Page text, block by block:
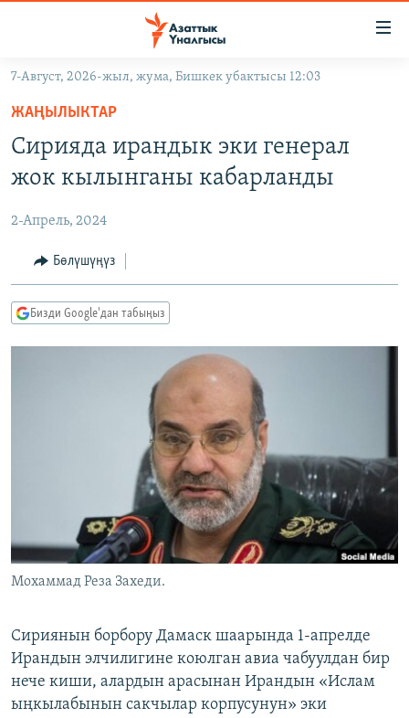
Навигацияга
өтүңүз
Издөөгө
салыңызКЫРГЫЗСТАН
ЭКОНОМИКА
МАДАНИЯТ
ДҮЙНӨ
БОРБОР АЗИЯ
АТАЙЫН ИЛИКТӨӨ
ТВ ПРОГРАММАЛАР
ЭКСПЕРТТЕР ТАЛДАЙТ
ЫҢГАЙСЫЗ СУРООЛОР
ӨЗГӨЧӨ ПИКИР
ЭЕ/АРнун бардык сайттары
7-Август, 2026-жыл, жума, Бишкек убактысы 12:03
ЖАҢЫЛЫКТАР
Сирияда ирандык эки генерал
жок кылынганы кабарланды
2-Апрель, 2024
Бөлүшүңүз
Бизди Google'дан табыңыз
Мохаммад Реза Захеди.
Сириянын борбору Дамаск шаарында 1-апрелде
Ирандын элчилигине коюлган авиа чабуулдан бир
нече киши, алардын арасынан Ирандын «Ислам
ыңкылабынын сакчылар корпусунун» эки